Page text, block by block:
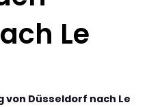
Le
von Düsseldorf nach Le